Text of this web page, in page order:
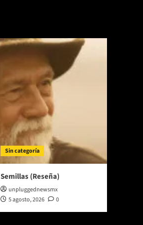
Sin categoría
Semillas (Reseña)
unpluggednewsmx
5 agosto, 2026
0